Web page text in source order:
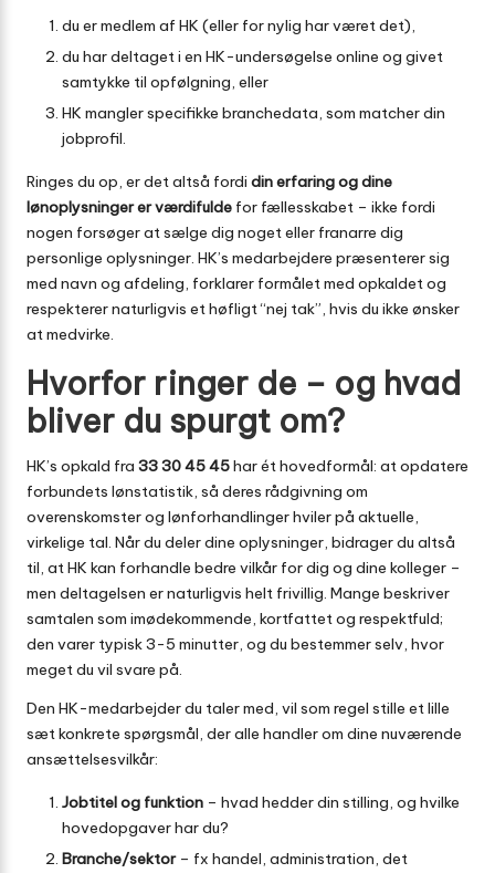
du er medlem af HK (eller for nylig har været det),
du har deltaget i en HK-undersøgelse online og givet
samtykke til opfølgning, eller
HK mangler specifikke branchedata, som matcher din
jobprofil.
Ringes du op, er det altså fordi din erfaring og dine
lønoplysninger er værdifulde for fællesskabet – ikke fordi
nogen forsøger at sælge dig noget eller franarre dig
personlige oplysninger. HK’s medarbejdere præsenterer sig
med navn og afdeling, forklarer formålet med opkaldet og
respekterer naturligvis et høfligt “nej tak”, hvis du ikke ønsker
at medvirke.
Hvorfor ringer de – og hvad
bliver du spurgt om?
HK’s opkald fra 33 30 45 45har ét hovedformål: at opdatere
forbundets lønstatistik, så deres rådgivning om
overenskomster og lønforhandlinger hviler på aktuelle,
virkelige tal. Når du deler dine oplysninger, bidrager du altså
til, at HK kan forhandle bedre vilkår for dig og dine kolleger –
men deltagelsen er naturligvis helt frivillig. Mange beskriver
samtalen som imødekommende, kortfattet og respektfuld;
den varer typisk 3-5 minutter, og du bestemmer selv, hvor
meget du vil svare på.
Den HK-medarbejder du taler med, vil som regel stille et lille
sæt konkrete spørgsmål, der alle handler om dine nuværende
ansættelsesvilkår:
Jobtitel og funktion – hvad hedder din stilling, og hvilke
hovedopgaver har du?
Branche/sektor– fx handel, administration, det